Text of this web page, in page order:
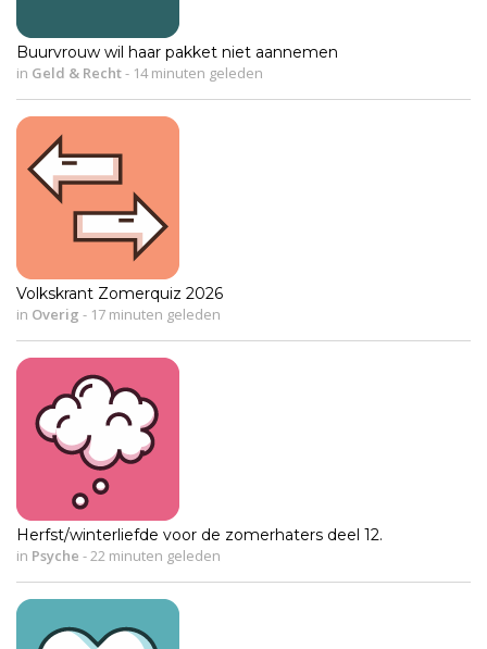
Buurvrouw wil haar pakket niet aannemen
in Geld & Recht- 14 minuten geleden
Volkskrant Zomerquiz 2026
in Overig - 17 minuten geleden
Herfst/winterliefde voor de zomerhaters deel 12.
in Psyche - 22 minuten geleden